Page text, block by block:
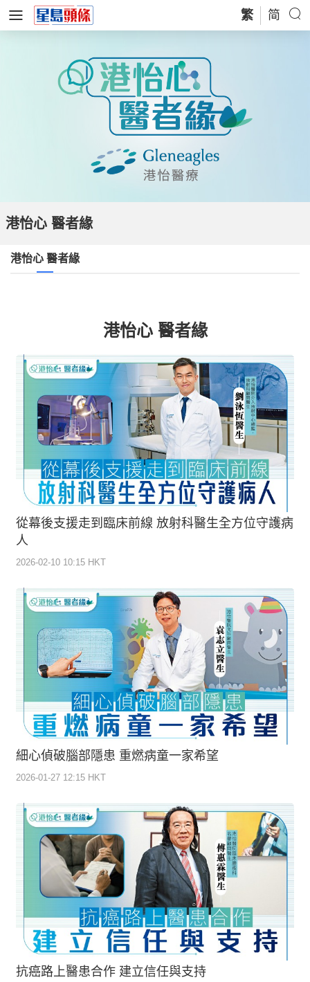
繁 简
港怡心 醫者緣
港怡心 醫者緣
港怡心 醫者緣
從幕後支援走到臨床前線 放射科醫生全方位守護病
人
2026-02-10 10:15 HKT
細心偵破腦部隱患 重燃病童一家希望
2026-01-27 12:15 HKT
抗癌路上醫患合作 建立信任與支持